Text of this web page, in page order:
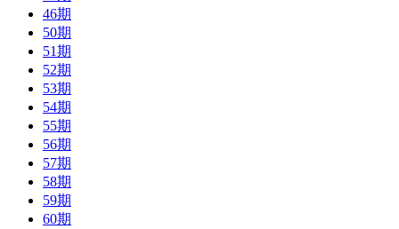
46期
50期
51期
52期
53期
54期
55期
56期
57期
58期
59期
60期